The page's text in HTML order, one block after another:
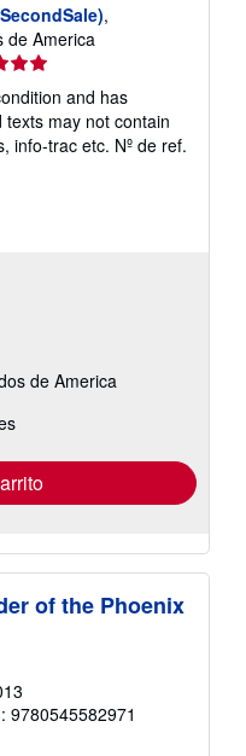
,
de America
and has
may not contain
info-trac etc. Nº de ref.
de America
of the Phoenix
9780545582971